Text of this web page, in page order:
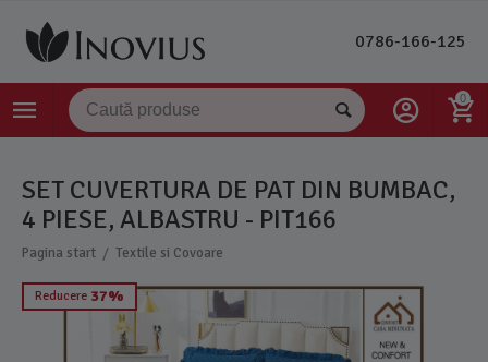
0786-166-125
0
SET CUVERTURA DE PAT DIN BUMBAC,
4 PIESE, ALBASTRU - PIT166
Pagina start / Textile si Covoare
Reducere 37%